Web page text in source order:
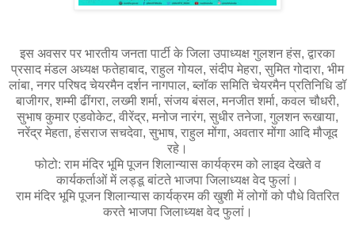
इस अवसर पर भारतीय जनता पार्टी के जिला उपाध्यक्ष गुलशन हंस, द्वारका
प्रसाद मंडल अध्यक्ष फतेहाबाद, राहुल गोयल, संदीप मेहरा, सुमित गोदारा, भीम
लांबा, नगर परिषद चेयरमैन दर्शन नागपाल, ब्लॉक समिति चेयरमैन प्रतिनिधि डॉ
बाजीगर, शम्मी ढींगरा, लख्मी शर्मा, संजय बंसल, मनजीत शर्मा, कवल चौधरी,
सुभाष कुमार एडवोकेट, वीरेंद्र, मनोज नारंग, सुधीर तनेजा, गुलशन रूखाया,
नरेंद्र मेहता, हंसराज सचदेवा, सुभाष, राहुल मोंगा, अवतार मोंगा आदि मौजूद
रहे।
फोटो: राम मंदिर भूमि पूजन शिलान्यास कार्यक्रम को लाइव देखते व
कार्यकर्ताओं में लड्डू बांटते भाजपा जिलाध्यक्ष वेद फुलां।
राम मंदिर भूमि पूजन शिलान्यास कार्यक्रम की खुशी में लोगों को पौधे वितरित
करते भाजपा जिलाध्यक्ष वेद फुलां।